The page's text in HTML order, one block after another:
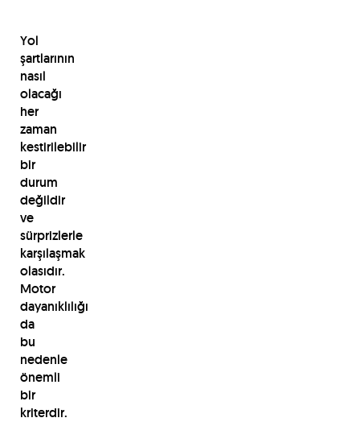
Yol
şartlarının
nasıl
olacağı
her
zaman
kestirilebilir
bir
durum
değildir
ve
sürprizlerle
karşılaşmak
olasıdır.
Motor
dayanıklılığı
da
bu
nedenle
önemli
bir
kriterdir.